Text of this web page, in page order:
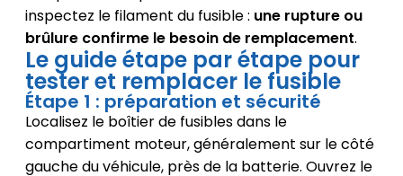
inspectez le filament du fusible : une rupture ou
brûlure confirme le besoin de remplacement.
Le guide étape par étape pour
tester et remplacer le fusible
Étape 1 : préparation et sécurité
Localisez le boîtier de fusibles dans le
compartiment moteur, généralement sur le côté
gauche du véhicule, près de la batterie. Ouvrez le